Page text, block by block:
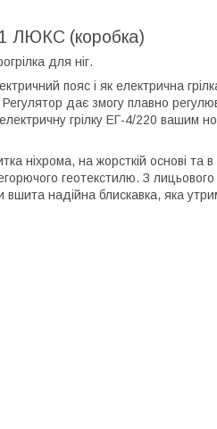
1 ЛЮКС (коробка)
для ніг.
пояс і як електрична
дає змогу плавно
грілку ЕГ-4/220 вашим
ніхрома, на жорсткій основі та в
геотекстилю. З лицьового
надійна блискавка, яка